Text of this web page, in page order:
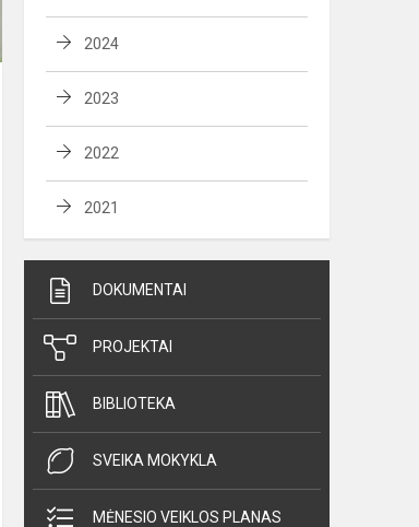
2024
2023
2022
2021
DOKUMENTAI
PROJEKTAI
BIBLIOTEKA
SVEIKA MOKYKLA
MĖNESIO VEIKLOS PLANAS